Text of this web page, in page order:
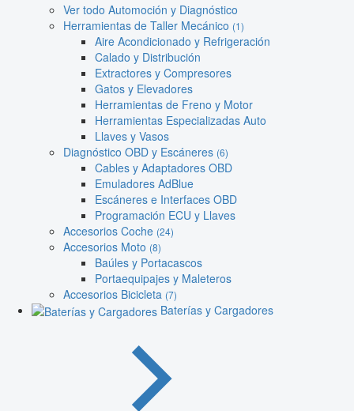
Ver todo Automoción y Diagnóstico
Herramientas de Taller Mecánico (1)
Aire Acondicionado y Refrigeración
Calado y Distribución
Extractores y Compresores
Gatos y Elevadores
Herramientas de Freno y Motor
Herramientas Especializadas Auto
Llaves y Vasos
Diagnóstico OBD y Escáneres (6)
Cables y Adaptadores OBD
Emuladores AdBlue
Escáneres e Interfaces OBD
Programación ECU y Llaves
Accesorios Coche (24)
Accesorios Moto (8)
Baúles y Portacascos
Portaequipajes y Maleteros
Accesorios Bicicleta (7)
Baterías y Cargadores